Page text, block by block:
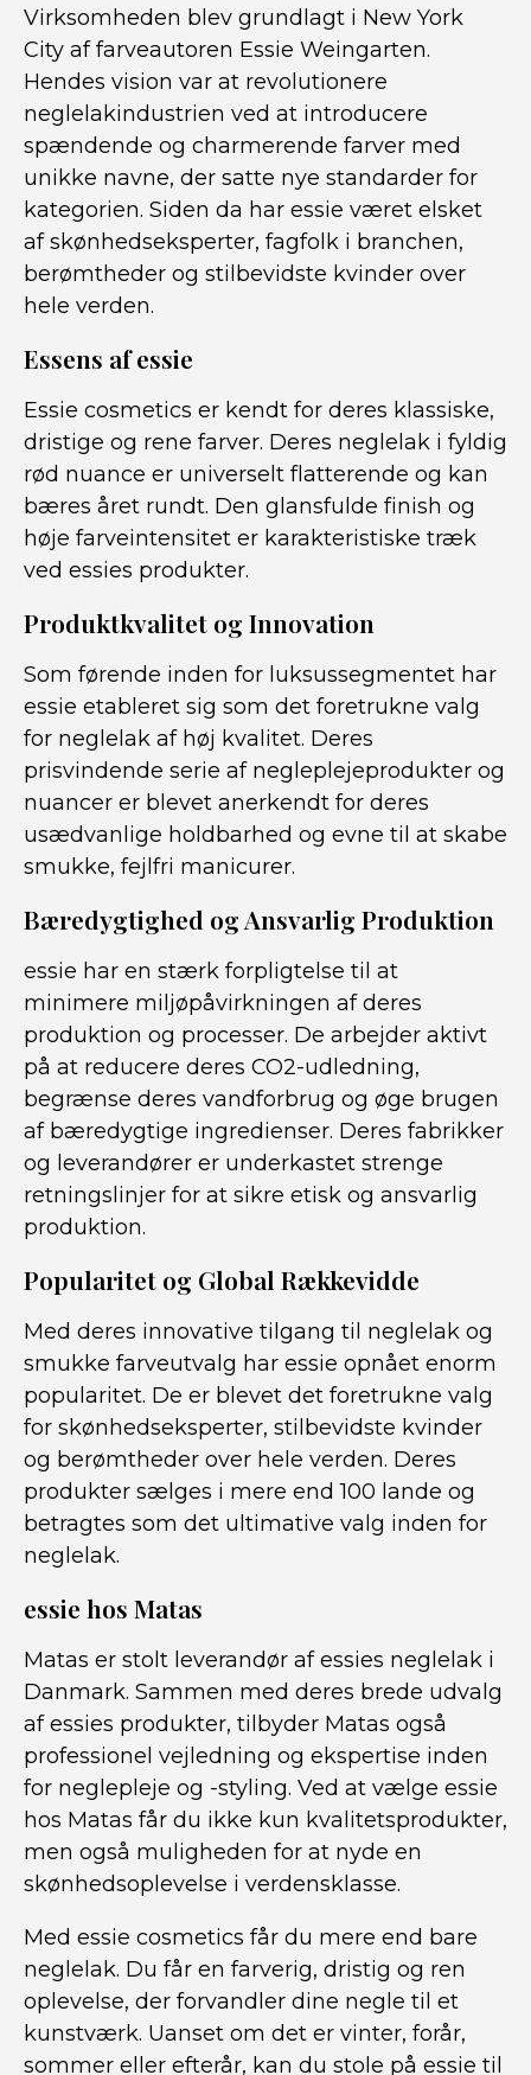
Virksomheden blev grundlagt i New York
City af farveautoren Essie Weingarten.
Hendes vision var at revolutionere
neglelakindustrien ved at introducere
spændende og charmerende farver med
unikke navne, der satte nye standarder for
kategorien. Siden da har essie været elsket
af skønhedseksperter, fagfolk i branchen,
berømtheder og stilbevidste kvinder over
hele verden.
Essens af essie
Essie cosmetics er kendt for deres klassiske,
dristige og rene farver. Deres neglelak i fyldig
rød nuance er universelt flatterende og kan
bæres året rundt. Den glansfulde finish og
høje farveintensitet er karakteristiske træk
ved essies produkter.
Produktkvalitet og Innovation
Som førende inden for luksussegmentet har
essie etableret sig som det foretrukne valg
for neglelak af høj kvalitet. Deres
prisvindende serie af negleplejeprodukter og
nuancer er blevet anerkendt for deres
usædvanlige holdbarhed og evne til at skabe
smukke, fejlfri manicurer.
Bæredygtighed og Ansvarlig Produktion
essie har en stærk forpligtelse til at
minimere miljøpåvirkningen af deres
produktion og processer. De arbejder aktivt
på at reducere deres CO2-udledning,
begrænse deres vandforbrug og øge brugen
af bæredygtige ingredienser. Deres fabrikker
og leverandører er underkastet strenge
retningslinjer for at sikre etisk og ansvarlig
produktion.
Popularitet og Global Rækkevidde
Med deres innovative tilgang til neglelak og
smukke farveutvalg har essie opnået enorm
popularitet. De er blevet det foretrukne valg
for skønhedseksperter, stilbevidste kvinder
og berømtheder over hele verden. Deres
produkter sælges i mere end 100 lande og
betragtes som det ultimative valg inden for
neglelak.
essie hos Matas
Matas er stolt leverandør af essies neglelak i
Danmark. Sammen med deres brede udvalg
af essies produkter, tilbyder Matas også
professionel vejledning og ekspertise inden
for neglepleje og -styling. Ved at vælge essie
hos Matas får du ikke kun kvalitetsprodukter,
men også muligheden for at nyde en
skønhedsoplevelse i verdensklasse.
Med essie cosmetics får du mere end bare
neglelak. Du får en farverig, dristig og ren
oplevelse, der forvandler dine negle til et
kunstværk. Uanset om det er vinter, forår,
sommer eller efterår, kan du stole på essie til